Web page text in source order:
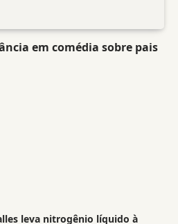
em comédia sobre pais
leva nitrogênio líquido à